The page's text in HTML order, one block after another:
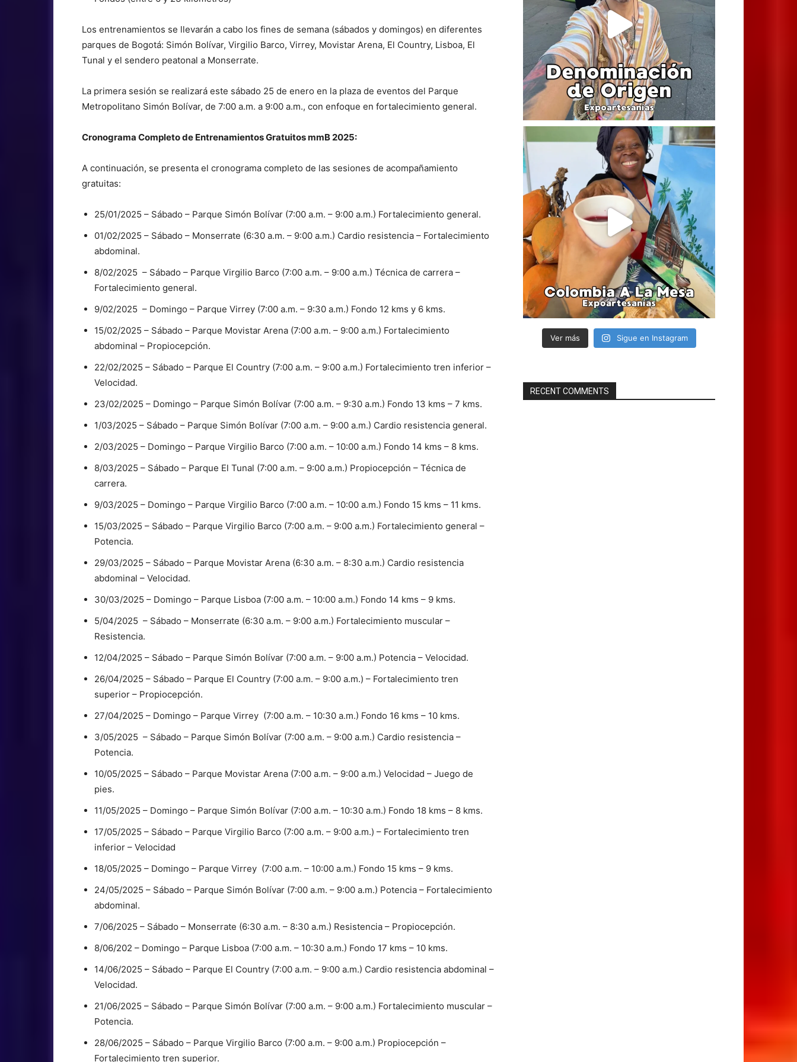
Los entrenamientos se llevarán a cabo los fines de semana (sábados y domingos) en diferentes
parques de Bogotá: Simón Bolívar, Virgilio Barco, Virrey, Movistar Arena, El Country, Lisboa, El
Tunal y el sendero peatonal a Monserrate.
La primera sesión se realizará este sábado 25 de enero en la plaza de eventos del Parque
Metropolitano Simón Bolívar, de 7:00 a.m. a 9:00 a.m., con enfoque en fortalecimiento general.
Cronograma Completo de Entrenamientos Gratuitos mmB 2025:
A continuación, se presenta el cronograma completo de las sesiones de acompañamiento
gratuitas:
25/01/2025 – Sábado – Parque Simón Bolívar (7:00 a.m. – 9:00 a.m.) Fortalecimiento general.
01/02/2025 – Sábado – Monserrate (6:30 a.m. – 9:00 a.m.) Cardio resistencia – Fortalecimiento
abdominal.
8/02/2025 – Sábado – Parque Virgilio Barco (7:00 a.m. – 9:00 a.m.) Técnica de carrera –
Fortalecimiento general.
9/02/2025 – Domingo – Parque Virrey (7:00 a.m. – 9:30 a.m.) Fondo 12 kms y 6 kms.
15/02/2025 – Sábado – Parque Movistar Arena (7:00 a.m. – 9:00 a.m.) Fortalecimiento
abdominal – Propiocepción.
22/02/2025 – Sábado – Parque El Country (7:00 a.m. – 9:00 a.m.) Fortalecimiento tren inferior –
Velocidad.
23/02/2025 – Domingo – Parque Simón Bolívar (7:00 a.m. – 9:30 a.m.) Fondo 13 kms – 7 kms.
1/03/2025 – Sábado – Parque Simón Bolívar (7:00 a.m. – 9:00 a.m.) Cardio resistencia general.
2/03/2025 – Domingo – Parque Virgilio Barco (7:00 a.m. – 10:00 a.m.) Fondo 14 kms – 8 kms.
8/03/2025 – Sábado – Parque El Tunal (7:00 a.m. – 9:00 a.m.) Propiocepción – Técnica de
carrera.
9/03/2025 – Domingo – Parque Virgilio Barco (7:00 a.m. – 10:00 a.m.) Fondo 15 kms – 11 kms.
15/03/2025 – Sábado – Parque Virgilio Barco (7:00 a.m. – 9:00 a.m.) Fortalecimiento general –
Potencia.
29/03/2025 – Sábado – Parque Movistar Arena (6:30 a.m. – 8:30 a.m.) Cardio resistencia
abdominal – Velocidad.
30/03/2025 – Domingo – Parque Lisboa (7:00 a.m. – 10:00 a.m.) Fondo 14 kms – 9 kms.
5/04/2025 – Sábado – Monserrate (6:30 a.m. – 9:00 a.m.) Fortalecimiento muscular –
Resistencia.
12/04/2025 – Sábado – Parque Simón Bolívar (7:00 a.m. – 9:00 a.m.) Potencia – Velocidad.
26/04/2025 – Sábado – Parque El Country (7:00 a.m. – 9:00 a.m.) – Fortalecimiento tren
superior – Propiocepción.
27/04/2025 – Domingo – Parque Virrey (7:00 a.m. – 10:30 a.m.) Fondo 16 kms – 10 kms.
3/05/2025 – Sábado – Parque Simón Bolívar (7:00 a.m. – 9:00 a.m.) Cardio resistencia –
Potencia.
10/05/2025 – Sábado – Parque Movistar Arena (7:00 a.m. – 9:00 a.m.) Velocidad – Juego de
pies.
11/05/2025 – Domingo – Parque Simón Bolívar (7:00 a.m. – 10:30 a.m.) Fondo 18 kms – 8 kms.
17/05/2025 – Sábado – Parque Virgilio Barco (7:00 a.m. – 9:00 a.m.) – Fortalecimiento tren
inferior – Velocidad
18/05/2025 – Domingo – Parque Virrey (7:00 a.m. – 10:00 a.m.) Fondo 15 kms – 9 kms.
24/05/2025 – Sábado – Parque Simón Bolívar (7:00 a.m. – 9:00 a.m.) Potencia – Fortalecimiento
abdominal.
7/06/2025 – Sábado – Monserrate (6:30 a.m. – 8:30 a.m.) Resistencia – Propiocepción.
8/06/202 – Domingo – Parque Lisboa (7:00 a.m. – 10:30 a.m.) Fondo 17 kms – 10 kms.
14/06/2025 – Sábado – Parque El Country (7:00 a.m. – 9:00 a.m.) Cardio resistencia abdominal –
Velocidad.
21/06/2025 – Sábado – Parque Simón Bolívar (7:00 a.m. – 9:00 a.m.) Fortalecimiento muscular –
Potencia.
28/06/2025 – Sábado – Parque Virgilio Barco (7:00 a.m. – 9:00 a.m.) Propiocepción –
Fortalecimiento tren superior.
Ver más Sigue en Instagram
RECENT COMMENTS